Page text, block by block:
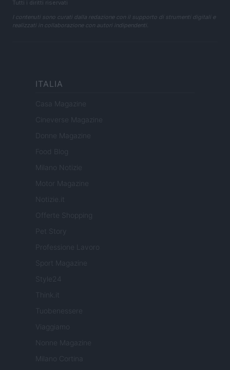
Tutti i diritti riservati
I contenuti sono curati dalla redazione con il supporto di strumenti digitali e
realizzati in collaborazione con autori indipendenti.
ITALIA
Casa Magazine
Cineverse Magazine
Donne Magazine
Food Blog
Milano Notizie
Motor Magazine
Notizie.it
Offerte Shopping
Professione Lavoro
Sport Magazine
Style24
Think.it
Tuobenessere
Viaggiamo
Nonne Magazine
Milano Cortina